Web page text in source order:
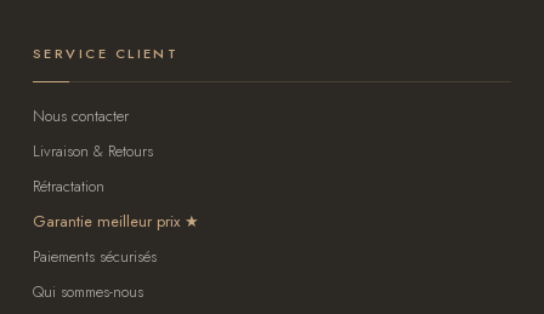
SERVICE CLIENT
Nous contacter
Livraison & Retours
Rétractation
Garantie meilleur prix
Paiements sécurisés
Qui sommes-nous